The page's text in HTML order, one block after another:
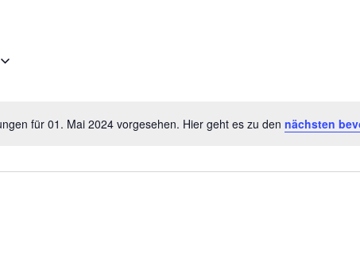
Hinweis
für 01. Mai 2024 vorgesehen. Hier geht es zu den nächsten